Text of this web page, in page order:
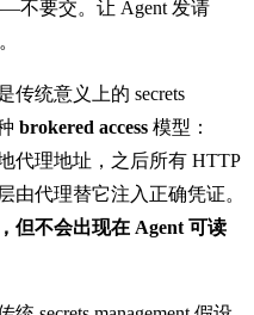
不要交。让 Agent 发请
传统意义上的 secrets
brokered access 模型：
代理地址，之后所有 HTTP
由代理替它注入正确凭证。
但不会出现在 Agent 可读